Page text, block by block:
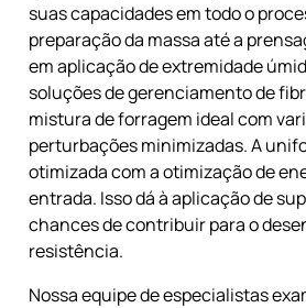
suas capacidades em todo o
preparação da massa até a
em aplicação de extremidade
soluções de gerenciamento de
mistura de forragem ideal com
perturbações minimizadas. A
otimizada com a otimização de
entrada. Isso dá à aplicação de
chances de contribuir para o
resistência.
Nossa equipe de especialistas